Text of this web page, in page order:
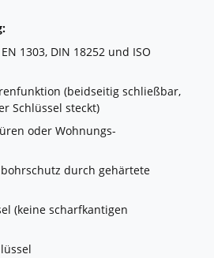
1303, DIN 18252 und ISO
(beidseitig schließbar,
Schlüssel steckt)
oder Wohnungs-
durch gehärtete
(keine scharfkantigen